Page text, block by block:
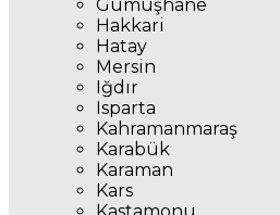
Gümüşhane
Hakkari
Hatay
Mersin
Iğdır
Isparta
Kahramanmaraş
Karabük
Karaman
Kars